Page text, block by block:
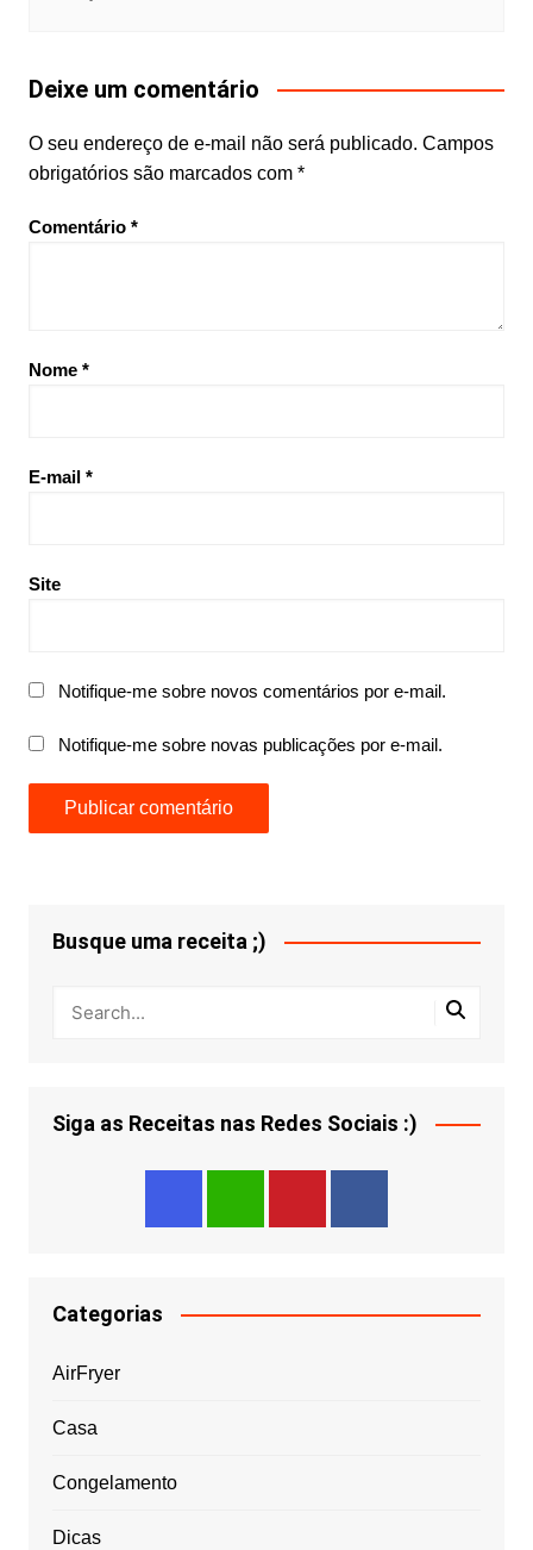
Deixe um comentário
O seu endereço de e-mail não será publicado. Campos
obrigatórios são marcados com *
Comentário *
Nome *
E-mail *
Site
Notifique-me sobre novos comentários por e-mail.
Notifique-me sobre novas publicações por e-mail.
Busque uma receita ;)
Siga as Receitas nas Redes Sociais :)
Categorias
AirFryer
Casa
Congelamento
Dicas